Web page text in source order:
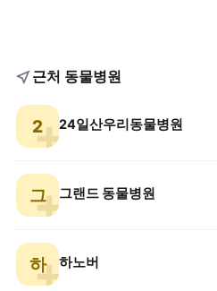
근처 동물병원
2 24일산우리동물병원
그 그랜드 동물병원
하 하노버